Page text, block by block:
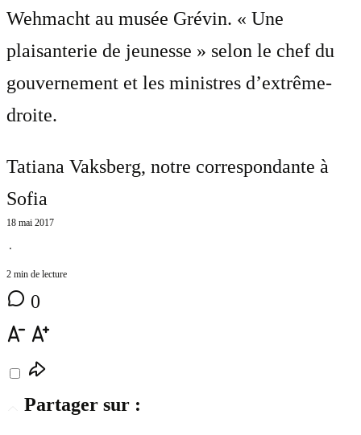
Wehmacht au musée Grévin. « Une
plaisanterie de jeunesse » selon le chef du
gouvernement et les ministres d’extrême-
droite.
Tatiana Vaksberg, notre correspondante à
Sofia
18 mai 2017
⋅
2 min de lecture
0
Partager sur :